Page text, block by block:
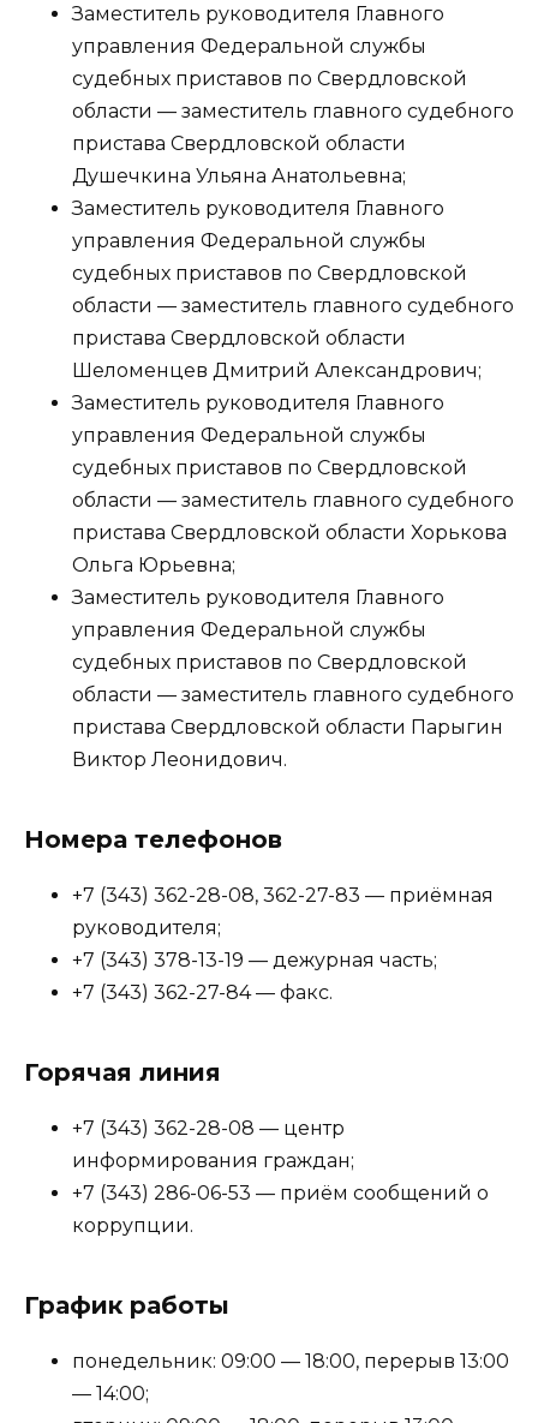
Заместитель руководителя Главного
управления Федеральной службы
судебных приставов по Свердловской
области — заместитель главного судебного
пристава Свердловской области
Душечкина Ульяна Анатольевна;
Заместитель руководителя Главного
управления Федеральной службы
судебных приставов по Свердловской
области — заместитель главного судебного
пристава Свердловской области
Шеломенцев Дмитрий Александрович;
Заместитель руководителя Главного
управления Федеральной службы
судебных приставов по Свердловской
области — заместитель главного судебного
пристава Свердловской области Хорькова
Ольга Юрьевна;
Заместитель руководителя Главного
управления Федеральной службы
судебных приставов по Свердловской
области — заместитель главного судебного
пристава Свердловской области Парыгин
Виктор Леонидович.
Номера телефонов
+7 (343) 362-28-08, 362-27-83 — приёмная
руководителя;
+7 (343) 378-13-19 — дежурная часть;
+7 (343) 362-27-84 — факс.
Горячая линия
+7 (343) 362-28-08 — центр
информирования граждан;
+7 (343) 286-06-53 — приём сообщений о
коррупции.
График работы
понедельник: 09:00 — 18:00, перерыв 13:00
— 14:00;